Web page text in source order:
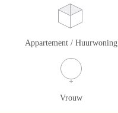
Appartement / Huurwoning
Vrouw